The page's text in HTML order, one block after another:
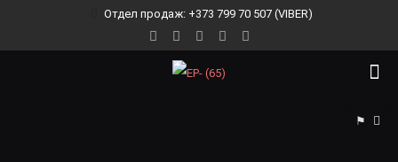
Отдел продаж: +373 799 70 507 (VIBER)
⚑